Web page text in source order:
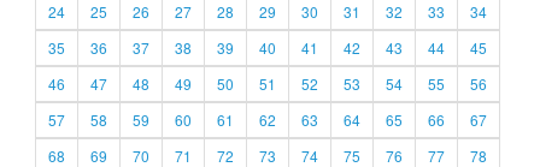
24
25 26 27 28 29 30 31 32 33
34
35
36 37 38 39 40 41 42 43 44
45
46
47 48 49 50 51 52 53 54 55
56
57
58 59 60 61 62 63 64 65 66
67
68
69 70 71 72 73 74 75 76 77
78